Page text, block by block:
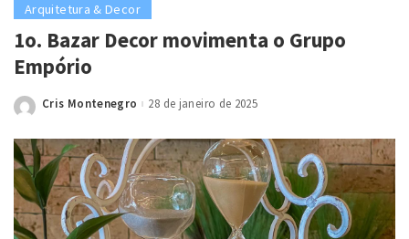
Arquitetura & Decor
1o. Bazar Decor movimenta o Grupo
Empório
Posted
Cris Montenegro 28 de janeiro de 2025